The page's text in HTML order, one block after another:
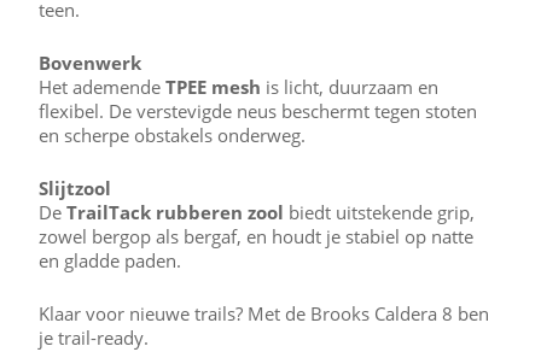
teen.
Bovenwerk
Het ademende TPEE mesh is licht, duurzaam en
flexibel. De verstevigde neus beschermt tegen stoten
en scherpe obstakels onderweg.
Slijtzool
De TrailTack rubberen zool biedt uitstekende grip,
zowel bergop als bergaf, en houdt je stabiel op natte
en gladde paden.
Klaar voor nieuwe trails? Met de Brooks Caldera 8 ben
je trail-ready.